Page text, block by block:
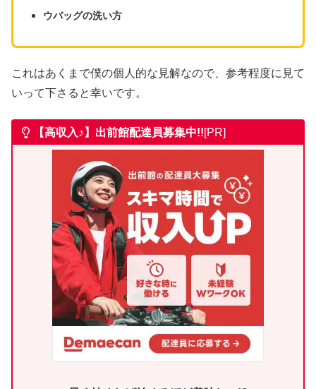
ウバッグの洗い方
これはあくまで僕の個人的な見解なので、参考程度に見て
いって下さると幸いです。
【高収入♪】出前館配達員募集中!![PR]